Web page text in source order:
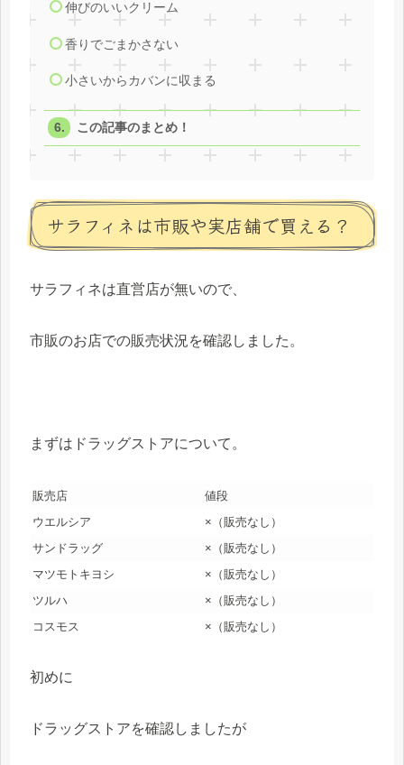
伸びのいいクリーム
香りでごまかさない
小さいからカバンに収まる
この記事のまとめ！
サラフィネは市販や実店舗で買える？
サラフィネは直営店が無いので、
市販のお店での販売状況を確認しました。
まずはドラッグストアについて。
販売店
値段
ウエルシア
×（販売なし）
サンドラッグ
×（販売なし）
マツモトキヨシ
×（販売なし）
ツルハ
×（販売なし）
コスモス
×（販売なし）
初めに
ドラッグストアを確認しましたが